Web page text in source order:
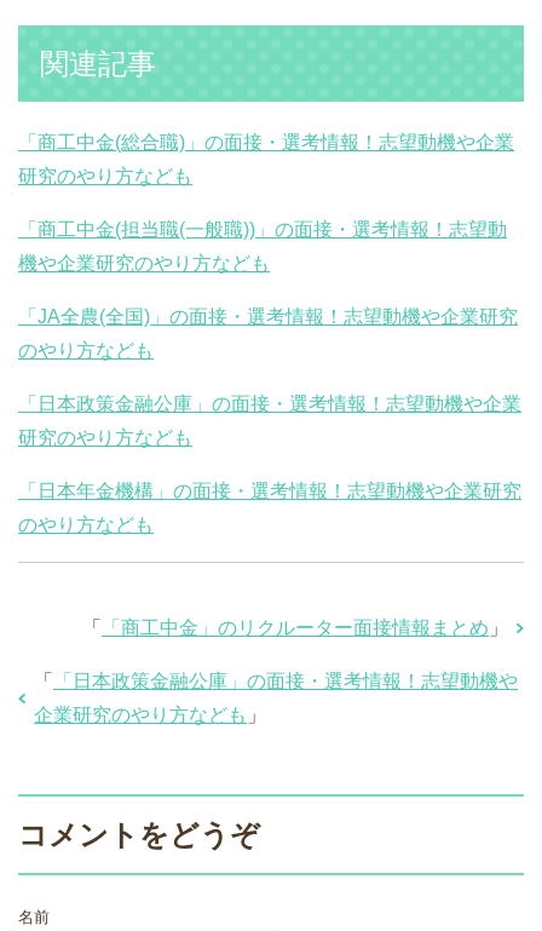
関連記事
「商工中金(総合職)」の面接・選考情報！志望動機や企業
研究のやり方なども
「商工中金(担当職(一般職))」の面接・選考情報！志望動
機や企業研究のやり方なども
「JA全農(全国)」の面接・選考情報！志望動機や企業研究
のやり方なども
「日本政策金融公庫」の面接・選考情報！志望動機や企業
研究のやり方なども
「日本年金機構」の面接・選考情報！志望動機や企業研究
のやり方なども
「 「商工中金」のリクルーター面接情報まとめ 」
「
「日本政策金融公庫」の面接・選考情報！志望動機や
企業研究のやり方なども 」
コメントをどうぞ
名前